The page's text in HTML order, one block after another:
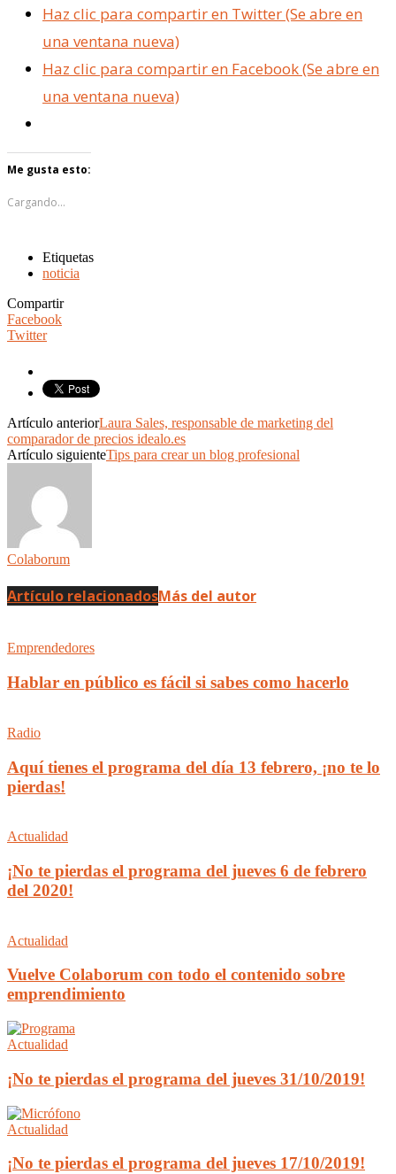
Haz clic para compartir en Twitter (Se abre en
una ventana nueva)
Haz clic para compartir en Facebook (Se abre en
una ventana nueva)
Me gusta esto:
Cargando...
Etiquetas
noticia
Compartir
Facebook
Twitter
Artículo anteriorLaura Sales, responsable de marketing del
comparador de precios idealo.es
Artículo siguienteTips para crear un blog profesional
Colaborum
Artículo relacionadosMás del autor
Emprendedores
Hablar en público es fácil si sabes como hacerlo
Radio
Aquí tienes el programa del día 13 febrero, ¡no te lo
pierdas!
Actualidad
¡No te pierdas el programa del jueves 6 de febrero
del 2020!
Actualidad
Vuelve Colaborum con todo el contenido sobre
emprendimiento
Actualidad
¡No te pierdas el programa del jueves 31/10/2019!
Actualidad
¡No te pierdas el programa del jueves 17/10/2019!